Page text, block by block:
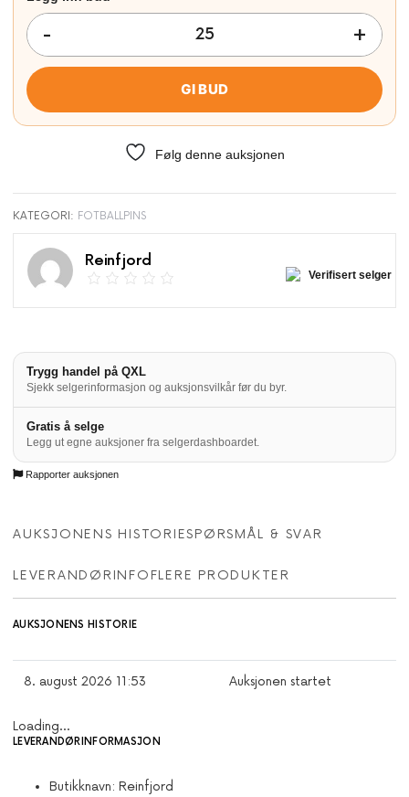
GI BUD
Følg denne auksjonen
KATEGORI: FOTBALLPINS
Reinfjord
Verifisert selger
Trygg handel på QXL
Sjekk selgerinformasjon og auksjonsvilkår før du byr.
Gratis å selge
Legg ut egne auksjoner fra selgerdashboardet.
Rapporter auksjonen
AUKSJONENS HISTORIESPØRSMÅL & SVAR
LEVERANDØRINFO FLERE PRODUKTER
AUKSJONENS HISTORIE
8. august 2026 11:53 Auksjonen startet
Loading...
LEVERANDØRINFORMASJON
Butikknavn: Reinfjord